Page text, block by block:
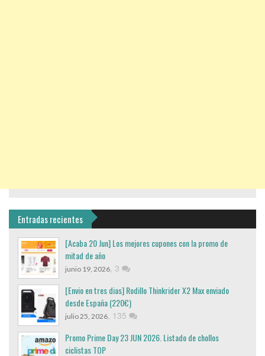
Entradas recientes
[Acaba 20 Jun] Los mejores cupones con la promo de
mitad de año
junio 19, 2026, 3
[Envio en tres dias] Rodillo Thinkrider X2 Max enviado
desde España (220€)
julio 25, 2026, 135
Promo Prime Day 23 JUN 2026. Listado de chollos
ciclistas TOP